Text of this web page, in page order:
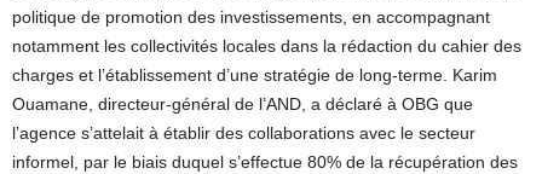
politique de promotion des investissements, en accompagnant
notamment les collectivités locales dans la rédaction du cahier des
charges et l’établissement d’une stratégie de long-terme. Karim
Ouamane, directeur-général de l’AND, a déclaré à OBG que
l’agence s’attelait à établir des collaborations avec le secteur
informel, par le biais duquel s’effectue 80% de la récupération des